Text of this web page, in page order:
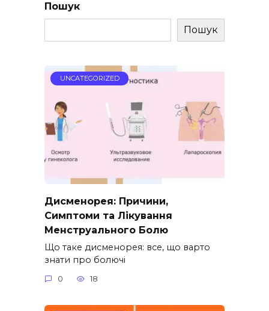
Пошук
Пошук
UNCATEGORIZED
Дисменорея: Причини,
Симптоми та Лікування
Менструального Болю
Що таке дисменорея: все, що варто
знати про болючі
0 18